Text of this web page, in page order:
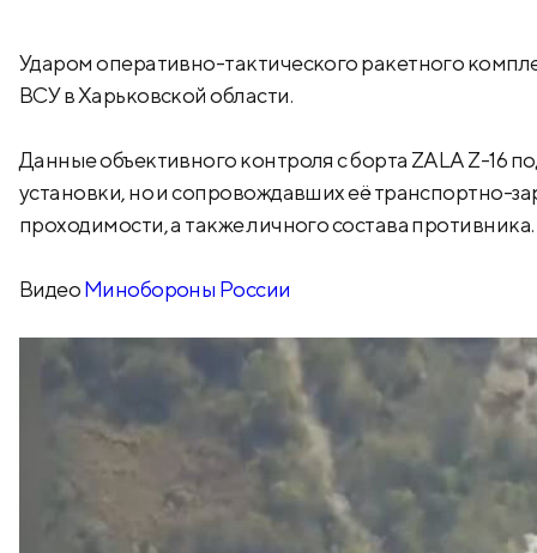
Ударом оперативно-тактического ракетного
ВСУ в Харьковской области.
Данные объективного контроля с борта ZALA Z-16
установки, но и сопровождавших её
проходимости, а также личного состава противника.
ВидеоМинобороны России